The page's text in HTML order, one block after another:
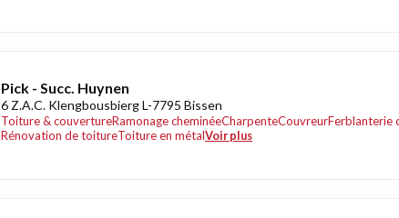
Pick - Succ. Huynen
6 Z.A.C. Klengbousbierg L-7795 Bissen
Toiture & couvertureRamonage cheminéeCharpenteCouvreurFerblanterie
Rénovation de toitureToiture en métalVoir plus